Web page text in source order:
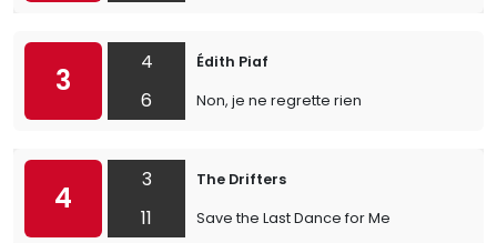
3
4
6
Édith Piaf
Non, je ne regrette rien
4
3
11
The Drifters
Save the Last Dance for Me